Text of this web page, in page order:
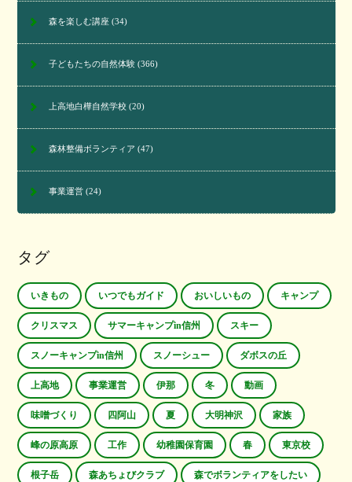
森を楽しむ講座(34)
子どもたちの自然体験(366)
上高地白樺自然学校(20)
森林整備ボランティア (47)
事業運営(24)
タグ
いきもの いつでもガイド おいしいもの キャンプ
クリスマス サマーキャンプin信州 スキー
スノーキャンプin信州 スノーシュー ダボスの丘
上高地 事業運営 伊那 冬 動画
味噌づくり 四阿山 夏 大明神沢 家族
峰の原高原 工作 幼稚園保育園 春 東京校
根子岳 森あちょびクラブ 森でボランティアをしたい